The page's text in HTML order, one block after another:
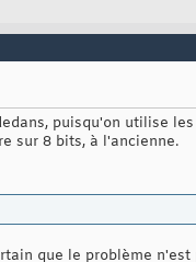
puisqu'on utilise
sur 8 bits, à l'ancienne.
que le problème